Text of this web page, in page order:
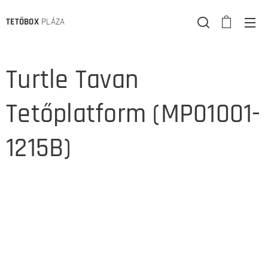
TETŐBOXPLÁZA
Turtle Tavan
Tetőplatform (MP01001-
1215B)